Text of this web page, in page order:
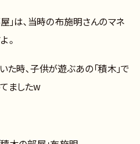
」は、当時の布施明さんのマネ
。
た時、子供が遊ぶあの「積木」で
ましたw